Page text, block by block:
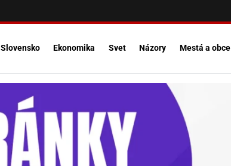
Slovensko Ekonomika Svet Názory Mestá a obce